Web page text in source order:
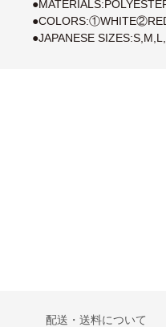
●JAPANESE
配送・送料について